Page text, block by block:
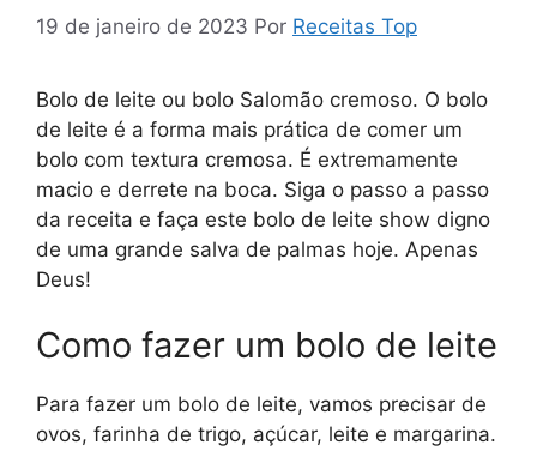
19 de janeiro de 2023 Por Receitas Top
Bolo de leite ou bolo Salomão cremoso. O bolo
de leite é a forma mais prática de comer um
bolo com textura cremosa. É extremamente
macio e derrete na boca. Siga o passo a passo
da receita e faça este bolo de leite show digno
de uma grande salva de palmas hoje. Apenas
Deus!
Como fazer um bolo de leite
Para fazer um bolo de leite, vamos precisar de
ovos, farinha de trigo, açúcar, leite e margarina.